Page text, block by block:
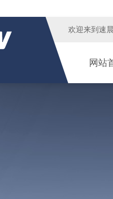
欢迎来到 速
网站